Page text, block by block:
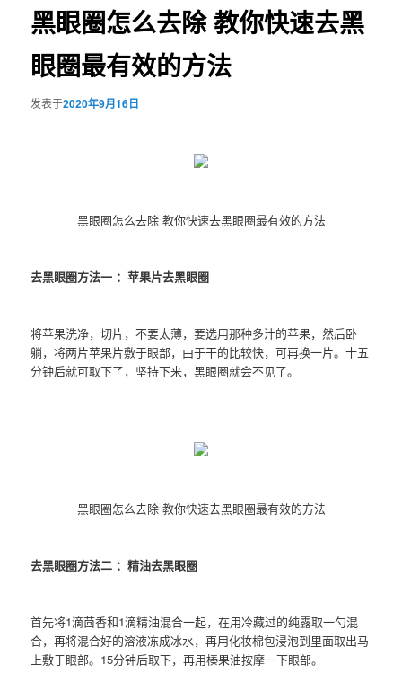
航
黑眼圈怎么去除 教你快速去黑
眼圈最有效的方法
发表于2020年9月16日
黑眼圈怎么去除 教你快速去黑眼圈最有效的方法
去黑眼圈方法一 ：苹果片去黑眼圈
将苹果洗净，切片，不要太薄，要选用那种多汁的苹果，然后卧
躺，将两片苹果片敷于眼部，由于干的比较快，可再换一片。十五
分钟后就可取下了，坚持下来，黑眼圈就会不见了。
黑眼圈怎么去除 教你快速去黑眼圈最有效的方法
去黑眼圈方法二 ：精油去黑眼圈
首先将1滴茴香和1滴精油混合一起，在用冷藏过的纯露取一勺混
合，再将混合好的溶液冻成冰水，再用化妆棉包浸泡到里面取出马
上敷于眼部。15分钟后取下，再用榛果油按摩一下眼部。